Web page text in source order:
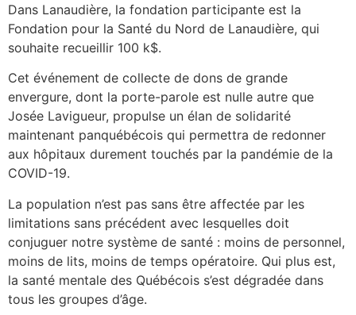
Dans Lanaudière, la fondation participante est la
Fondation pour la Santé du Nord de Lanaudière, qui
souhaite recueillir 100 k$.
Cet événement de collecte de dons de grande
envergure, dont la porte-parole est nulle autre que
Josée Lavigueur, propulse un élan de solidarité
maintenant panquébécois qui permettra de redonner
aux hôpitaux durement touchés par la pandémie de la
COVID-19.
La population n’est pas sans être affectée par les
limitations sans précédent avec lesquelles doit
conjuguer notre système de santé : moins de personnel,
moins de lits, moins de temps opératoire. Qui plus est,
la santé mentale des Québécois s’est dégradée dans
tous les groupes d’âge.